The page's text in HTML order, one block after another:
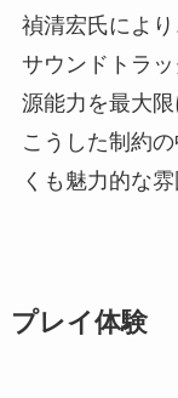
禎清宏氏によ
サウンドトラ
源能力を最大限
こうした制約
くも魅力的な
プレイ体験